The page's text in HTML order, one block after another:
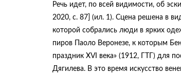
Речь идет, по всей видимости, об
2020, с. 87] (ил. 1). Сцена решена в
которой собрались люди в ярких
пиров Паоло Веронезе, к которым
праздник XVI века» (1912, ГТГ) для
Дягилева. В это время искусство